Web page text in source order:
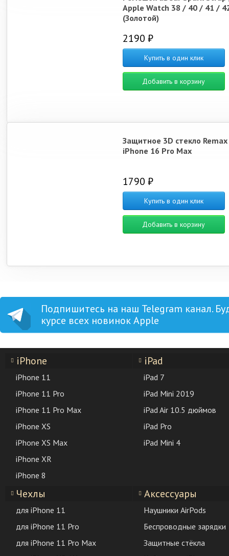
Apple Watch 38 / 40 / 41 /
(Золотой)
2190 ₽
Купить в один клик
Добавить в корзину
Защитное 3D стекло Remax
iPhone 16 Pro Max
1790 ₽
Купить в один клик
Добавить в корзину
Подпишитесь на наш Telegram канал.
курсе всех новинок Apple
iPhone
iPhone 11
iPhone 11 Pro
iPhone 11 Pro Max
iPhone XS
iPhone XS Max
iPhone XR
iPhone 8
iPad
iPad 7
iPad Mini 2019
iPad Air 10.5 дюймов
iPad Pro
iPad Mini 4
Чехлы
для iPhone 11
для iPhone 11 Pro
для iPhone 11 Pro Max
Аксессуары
Наушники AirPods
Беспроводные зарядки
Защитные стёкла